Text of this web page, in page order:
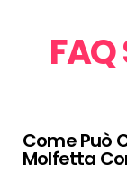
FAQ
Come Può
Molfetta